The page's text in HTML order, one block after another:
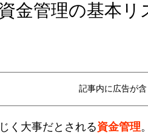
金管理の基本
記事内に広告が含
く大事だとされる資金管理。